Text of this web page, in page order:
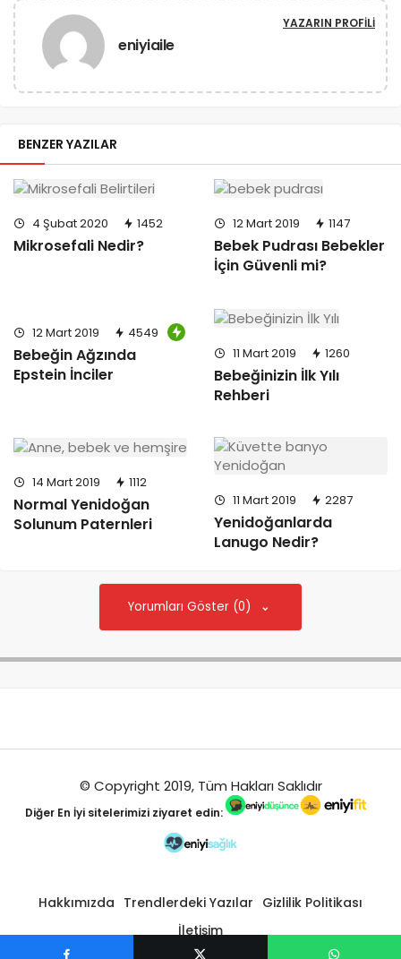
eniyiaile
YAZARIN PROFILI
BENZER YAZILAR
4 Şubat 2020 1452
Mikrosefali Nedir?
12 Mart 2019 1147
Bebek Pudrası Bebekler
İçin Güvenli mi?
12 Mart 2019 4549
Bebeğin Ağzında
Epstein İnciler
11 Mart 2019 1260
Bebeğinizin İlk Yılı
Rehberi
14 Mart 2019 1112
Normal Yenidoğan
Solunum Paternleri
11 Mart 2019 2287
Yenidoğanlarda
Lanugo Nedir?
Yorumları Göster (0)
© Copyright 2019, Tüm Hakları Saklıdır
Diğer En İyi sitelerimizi ziyaret edin:
Hakkımızda Trendlerdeki Yazılar Gizlilik Politikası
İletişim